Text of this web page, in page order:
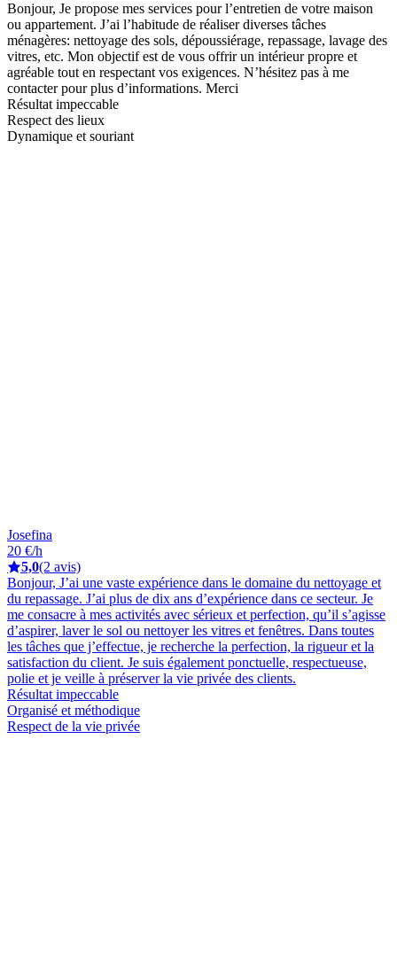
Bonjour, Je propose mes services pour l’entretien de votre maison
ou appartement. J’ai l’habitude de réaliser diverses tâches
ménagères: nettoyage des sols, dépoussiérage, repassage, lavage des
vitres, etc. Mon objectif est de vous offrir un intérieur propre et
agréable tout en respectant vos exigences. N’hésitez pas à me
contacter pour plus d’informations. Merci
Résultat impeccable
Respect des lieux
Dynamique et souriant
Josefina
20 €/h
5,0(2 avis)
Bonjour, J’ai une vaste expérience dans le domaine du nettoyage et
du repassage. J’ai plus de dix ans d’expérience dans ce secteur. Je
me consacre à mes activités avec sérieux et perfection, qu’il s’agisse
d’aspirer, laver le sol ou nettoyer les vitres et fenêtres. Dans toutes
les tâches que j’effectue, je recherche la perfection, la rigueur et la
satisfaction du client. Je suis également ponctuelle, respectueuse,
polie et je veille à préserver la vie privée des clients.
Résultat impeccable
Organisé et méthodique
Respect de la vie privée